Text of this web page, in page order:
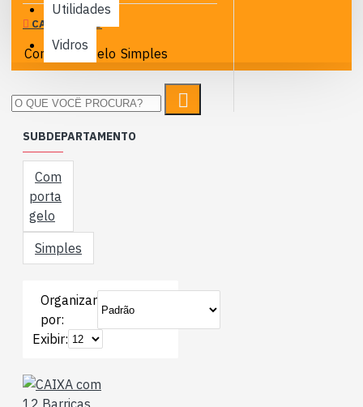
Utilidades
Vidros
CATEGORIAS
Com porta gelo Simples
SUBDEPARTAMENTO
Com
porta
gelo
Simples
Organizar
por:
Exibir: